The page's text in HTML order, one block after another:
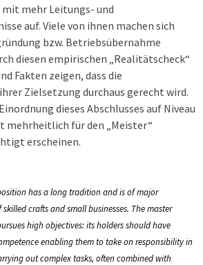
mehr Leitungs- und
auf. Viele von ihnen machen sich
bzw. Betriebsübernahme
diesen empirischen „Realitätscheck“
Fakten zeigen, dass die
Zielsetzung durchaus gerecht wird.
dieses Abschlusses auf Niveau
mehrheitlich für den „Meister“
erscheinen.
has a long tradition and is of major
crafts and small businesses. The master
high objectives: its holders should have
enabling them to take on responsibility in
out complex tasks, often combined with